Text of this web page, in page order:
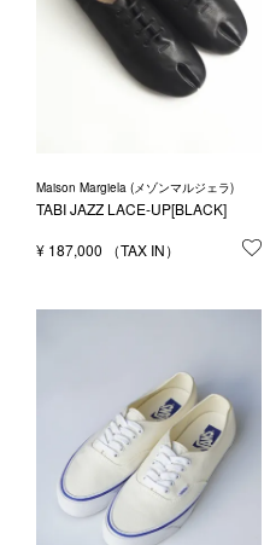
Maison Margiela (メゾンマルジェラ)
TABI JAZZ LACE-UP[BLACK]
¥ 187,000